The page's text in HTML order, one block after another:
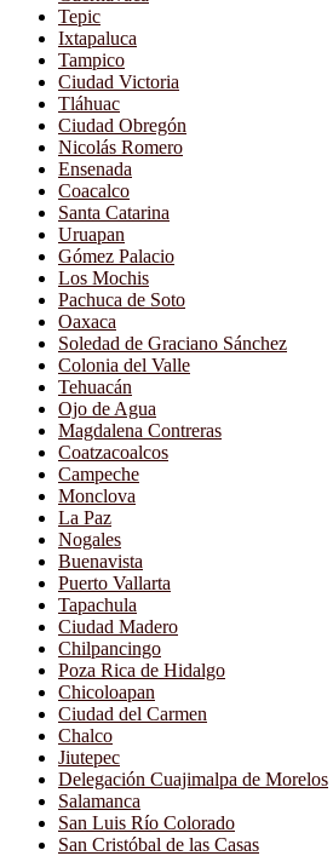
Tepic
Ixtapaluca
Tampico
Ciudad Victoria
Tláhuac
Ciudad Obregón
Nicolás Romero
Ensenada
Coacalco
Santa Catarina
Uruapan
Gómez Palacio
Los Mochis
Pachuca de Soto
Oaxaca
Soledad de Graciano Sánchez
Colonia del Valle
Tehuacán
Ojo de Agua
Magdalena Contreras
Coatzacoalcos
Campeche
Monclova
La Paz
Nogales
Buenavista
Puerto Vallarta
Tapachula
Ciudad Madero
Chilpancingo
Poza Rica de Hidalgo
Chicoloapan
Ciudad del Carmen
Chalco
Jiutepec
Delegación Cuajimalpa de Morelos
Salamanca
San Luis Río Colorado
San Cristóbal de las Casas